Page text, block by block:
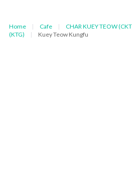
Home | Cafe |
CHAR KUEY TEOW
(KTG)
| Kuey Teow Kungfu